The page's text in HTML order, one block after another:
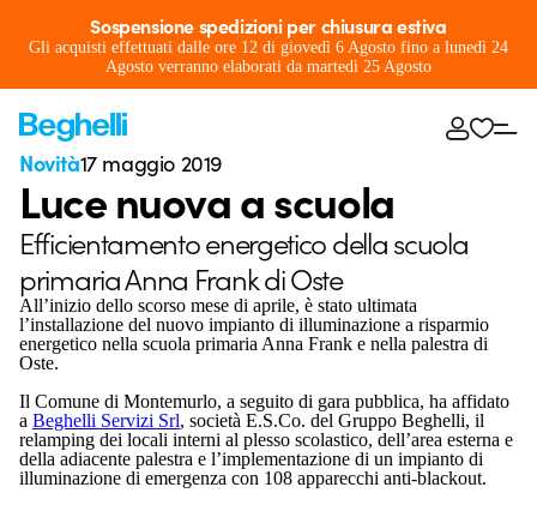
Sospensione spedizioni per chiusura estiva
Gli acquisti effettuati dalle ore 12 di giovedì 6 Agosto fino a lunedì 24
Agosto verranno elaborati da martedì 25 Agosto
Novità17 maggio 2019
Luce nuova a scuola
Efficientamento energetico della scuola
primaria Anna Frank di Oste
All’inizio dello scorso mese di aprile, è stato ultimata
l’installazione del nuovo impianto di illuminazione a risparmio
energetico nella scuola primaria Anna Frank e nella palestra di
Oste.
Il Comune di Montemurlo, a seguito di gara pubblica, ha affidato
a Beghelli Servizi Srl, società E.S.Co. del Gruppo Beghelli, il
relamping dei locali interni al plesso scolastico, dell’area esterna e
della adiacente palestra e l’implementazione di un impianto di
illuminazione di emergenza con 108 apparecchi anti-blackout.